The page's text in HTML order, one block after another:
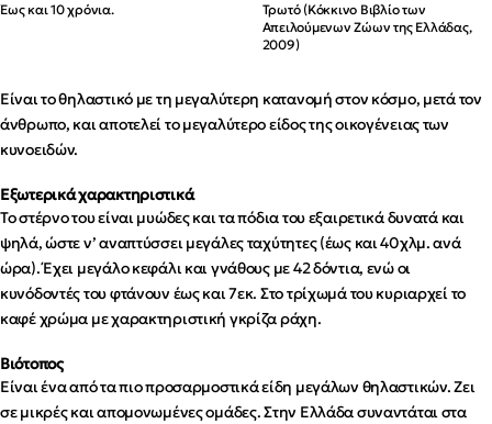
Έως και 10 χρόνια.
Τρωτό (Κόκκινο Βιβλίο των
Απειλούμενων Ζώων της Ελλάδας,
2009)
Είναι το θηλαστικό με τη μεγαλύτερη κατανομή στον κόσμο, μετά τον
άνθρωπο, και αποτελεί το μεγαλύτερο είδος της οικογένειας των
κυνοειδών.
Εξωτερικά χαρακτηριστικά
Το στέρνο του είναι μυώδες και τα πόδια του εξαιρετικά δυνατά και
ψηλά, ώστε ν’ αναπτύσσει μεγάλες ταχύτητες (έως και 40χλμ. ανά
ώρα). Έχει μεγάλο κεφάλι και γνάθους με 42 δόντια, ενώ οι
κυνόδοντές του φτάνουν έως και 7εκ. Στο τρίχωμά του κυριαρχεί το
καφέ χρώμα με χαρακτηριστική γκρίζα ράχη.
Βιότοπος
Είναι ένα από τα πιο προσαρμοστικά είδη μεγάλων θηλαστικών. Ζει
σε μικρές και απομονωμένες ομάδες. Στην Ελλάδα συναντάται στα